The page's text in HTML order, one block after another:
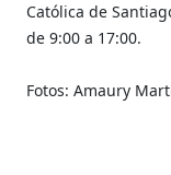
Católica de
de 9:00 a 17:00.
Fotos: Amaury